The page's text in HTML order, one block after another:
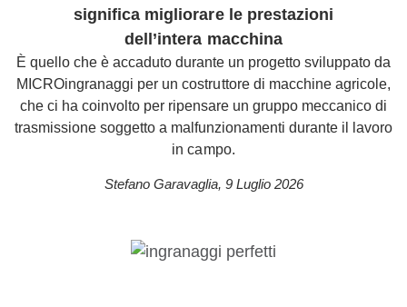
significa migliorare le prestazioni
dell’intera macchina
È quello che è accaduto durante un progetto sviluppato da
MICROingranaggi per un costruttore di macchine agricole,
che ci ha coinvolto per ripensare un gruppo meccanico di
trasmissione soggetto a malfunzionamenti durante il lavoro
in campo.
Stefano Garavaglia, 9 Luglio 2026